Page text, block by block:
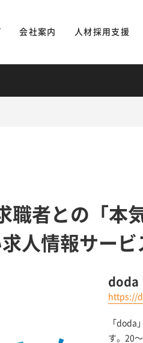
会社案内 人材採用支援
職者との「本
人情報サービ
doda
https://
「doda
す。20